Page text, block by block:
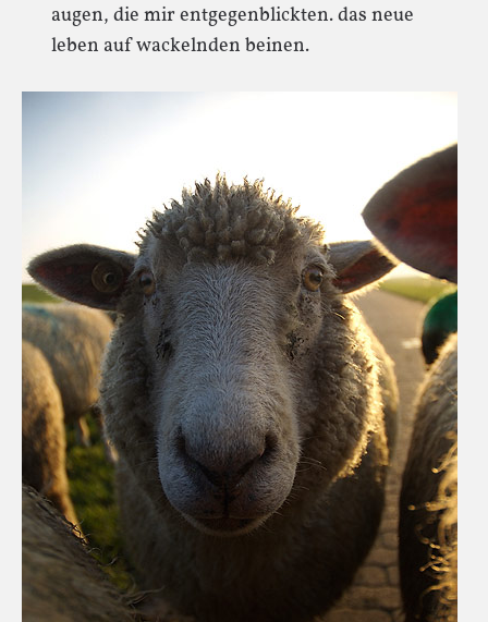
augen, die mir entgegenblickten. das neue
leben auf wackelnden beinen.